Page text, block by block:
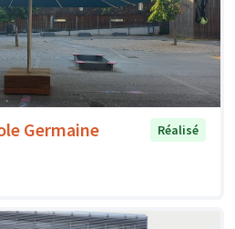
Germaine
Réalisé